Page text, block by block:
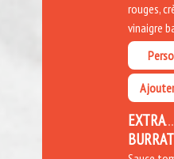
rouges,
vinaigre
EXTRA